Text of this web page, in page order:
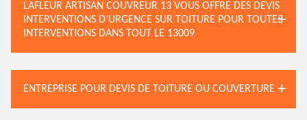
LAFLEUR ARTISAN COUVREUR 13 VOUS OFFRE DES DEVIS
INTERVENTIONS D’URGENCE SUR TOITURE POUR TOUTES
INTERVENTIONS DANS TOUT LE 13009
ENTREPRISE POUR DEVIS DE TOITURE OU COUVERTURE